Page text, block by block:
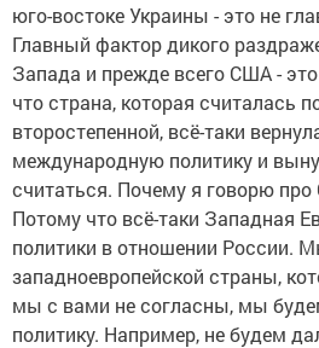
юго-востоке Украины - это не
Главный фактор дикого
Запада и прежде всего США -
что страна, которая считалась
второстепенной, всё-таки
международную политику и
считаться. Почему я говорю
Потому что всё-таки Западная
политики в отношении России.
западноевропейской страны,
мы с вами не согласны, мы
политику. Например, не будем